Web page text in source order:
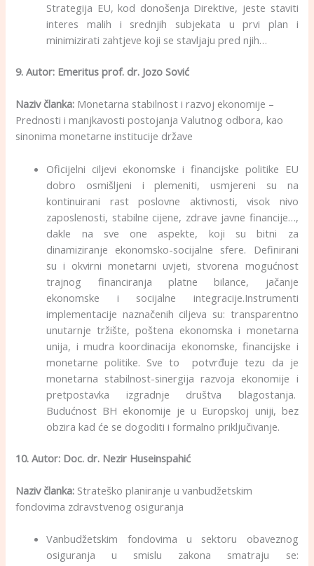
Strategija EU, kod donošenja Direktive, jeste staviti
interes malih i srednjih subjekata u prvi plan i
minimizirati zahtjeve koji se stavljaju pred njih…
9. Autor: Emeritus prof. dr. Jozo Sović
Naziv članka: Monetarna stabilnost i razvoj ekonomije –
Prednosti i manjkavosti postojanja Valutnog odbora, kao
sinonima monetarne institucije države
Oficijelni ciljevi ekonomske i financijske politike EU
dobro osmišljeni i plemeniti, usmjereni su na
kontinuirani rast poslovne aktivnosti, visok nivo
zaposlenosti, stabilne cijene, zdrave javne financije…,
dakle na sve one aspekte, koji su bitni za
dinamiziranje ekonomsko-socijalne sfere. Definirani
su i okvirni monetarni uvjeti, stvorena mogućnost
trajnog financiranja platne bilance, jačanje
ekonomske i socijalne integracije.Instrumenti
implementacije naznačenih ciljeva su: transparentno
unutarnje tržište, poštena ekonomska i monetarna
unija, i mudra koordinacija ekonomske, financijske i
monetarne politike. Sve to potvrđuje tezu da je
monetarna stabilnost-sinergija razvoja ekonomije i
pretpostavka izgradnje društva blagostanja.
Budućnost BH ekonomije je u Europskoj uniji, bez
obzira kad će se dogoditi i formalno priključivanje.
10. Autor: Doc. dr. Nezir Huseinspahić
Naziv članka: Strateško planiranje u vanbudžetskim
fondovima zdravstvenog osiguranja
Vanbudžetskim fondovima u sektoru obaveznog
osiguranja u smislu zakona smatraju se: